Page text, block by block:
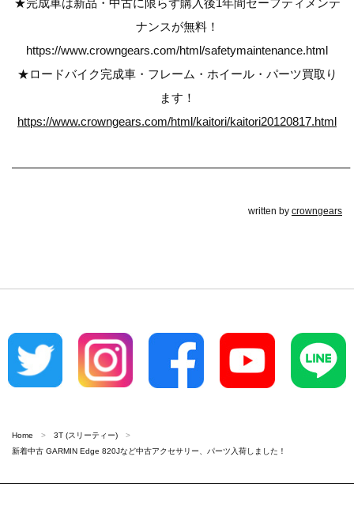
★完成車は新品・中古に限らず購入後1年間セーフティメンテ
ナンスが無料！
https://www.crowngears.com/html/safetymaintenance.html
★ロードバイク完成車・フレーム・ホイール・パーツ買取り
ます！
https://www.crowngears.com/html/kaitori/kaitori20120817.html
————————————————————————————–
written by crowngears
Home
3T (スリーティー)
新着中古 GARMIN Edge 820Jなど中古アクセサリー、パーツ入荷しました！